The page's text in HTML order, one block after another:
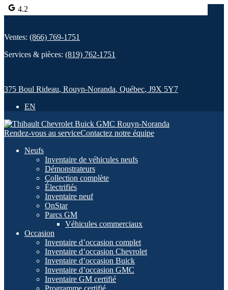
4.2
Ventes: (866) 769-1751
Services & pièces: (819) 762-1751
375 Boul Rideau, Rouyn-Noranda, Québec, J9X 5Y7
EN
Rendez-vous au serviceContactez notre équipe
Neufs
Inventaire de véhicules neufs
Démonstrateurs
Collection complète
Électrifiés
Inventaire neuf
OnStar
Parcs GM
Véhicules commerciaux
Occasion
Inventaire d’occasion complet
Inventaire d’occasion Chevrolet
Inventaire d’occasion Buick
Inventaire d’occasion GMC
Inventaire GM certifié
Programme certifié